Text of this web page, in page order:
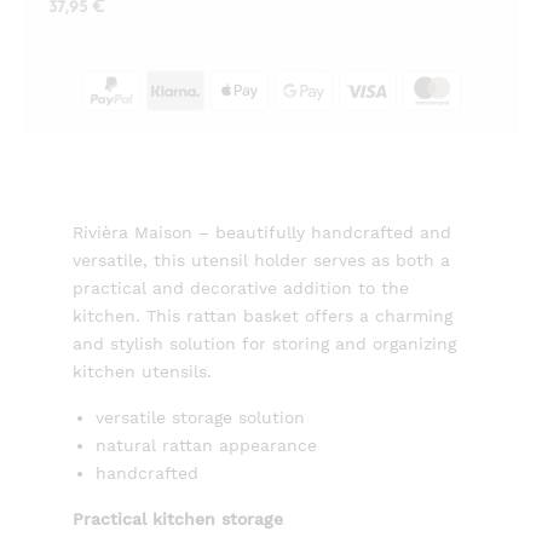
37,95 €
Rivièra Maison – beautifully handcrafted and
versatile, this utensil holder serves as both a
practical and decorative addition to the
kitchen. This rattan basket offers a charming
and stylish solution for storing and organizing
kitchen utensils.
versatile storage solution
natural rattan appearance
handcrafted
Practical kitchen storage